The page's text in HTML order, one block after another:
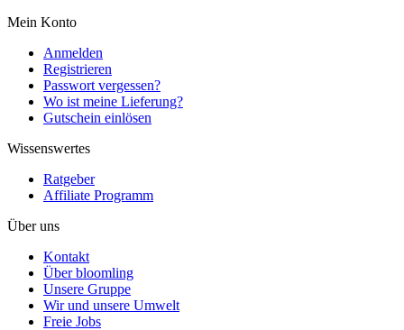
Mein Konto
Anmelden
Registrieren
Passwort vergessen?
Wo ist meine Lieferung?
Gutschein einlösen
Wissenswertes
Ratgeber
Affiliate Programm
Über uns
Kontakt
Über bloomling
Unsere Gruppe
Wir und unsere Umwelt
Freie Jobs